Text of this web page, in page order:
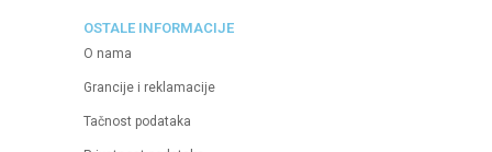
OSTALE INFORMACIJE
O nama
Grancije i reklamacije
Tačnost podataka